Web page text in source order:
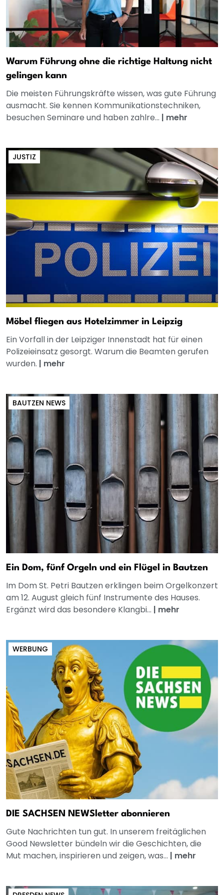
Warum Führung ohne die richtige Haltung nicht
gelingen kann
Die meisten Führungskräfte wissen, was gute Führung
ausmacht. Sie kennen Kommunikationstechniken,
besuchen Seminare und haben zahlre... | mehr
JUSTIZ
Möbel fliegen aus Hotelzimmer in Leipzig
Ein Vorfall in der Leipziger Innenstadt hat für einen
Polizeieinsatz gesorgt. Warum die Beamten gerufen
wurden. | mehr
BAUTZEN NEWS
Ein Dom, fünf Orgeln und ein Flügel in Bautzen
Im Dom St. Petri Bautzen erklingen beim Orgelkonzert
am 12. August gleich fünf Instrumente des Hauses.
Ergänzt wird das besondere Klangbi... | mehr
WERBUNG
DIE SACHSEN NEWSletter abonnieren
Gute Nachrichten tun gut. In unserem freitäglichen
Good Newsletter bündeln wir die Geschichten, die
Mut machen, inspirieren und zeigen, was... | mehr